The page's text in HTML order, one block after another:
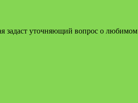
уточняющий вопрос о